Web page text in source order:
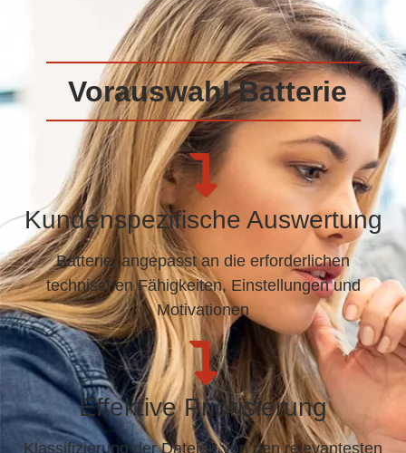
Vorauswahl Batterie
Kundenspezifische Auswertung
Batterie, angepasst an die erforderlichen
technischen Fähigkeiten, Einstellungen und
Motivationen
Effektive Priorisierung
Klassifizierung der Dateien von den relevantesten